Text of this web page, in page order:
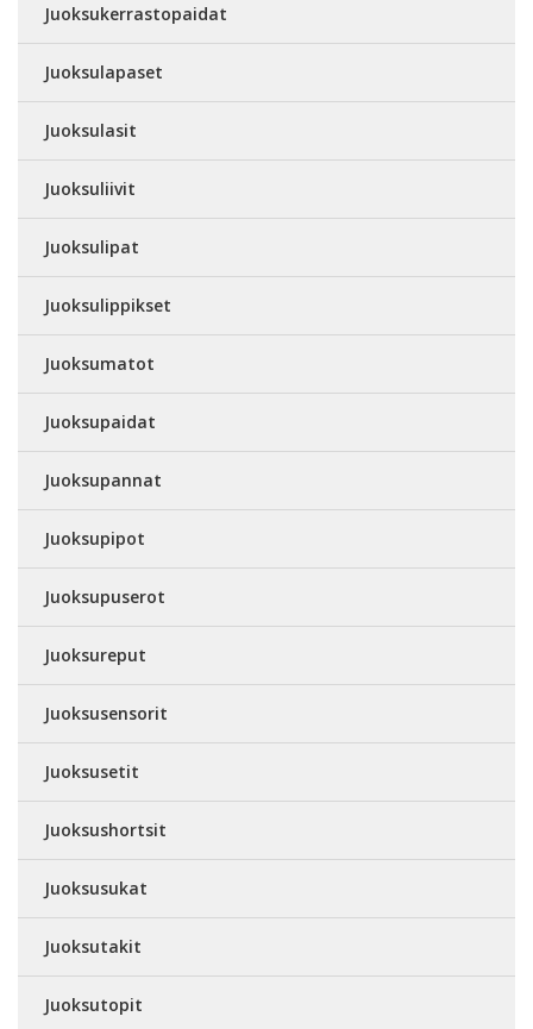
Juoksukerrastopaidat
Juoksulapaset
Juoksulasit
Juoksuliivit
Juoksulipat
Juoksulippikset
Juoksumatot
Juoksupaidat
Juoksupannat
Juoksupipot
Juoksupuserot
Juoksureput
Juoksusensorit
Juoksusetit
Juoksushortsit
Juoksusukat
Juoksutakit
Juoksutopit